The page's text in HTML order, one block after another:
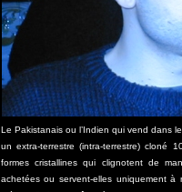
Le Pakistanais ou l’Indien qui vend dans
un extra-terrestre (intra-terrestre) cloné
formes cristallines qui clignotent de
achetées ou servent-elles uniquement